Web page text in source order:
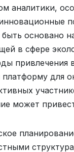
аналитики,
основано
в сфере
привлечения
для
может